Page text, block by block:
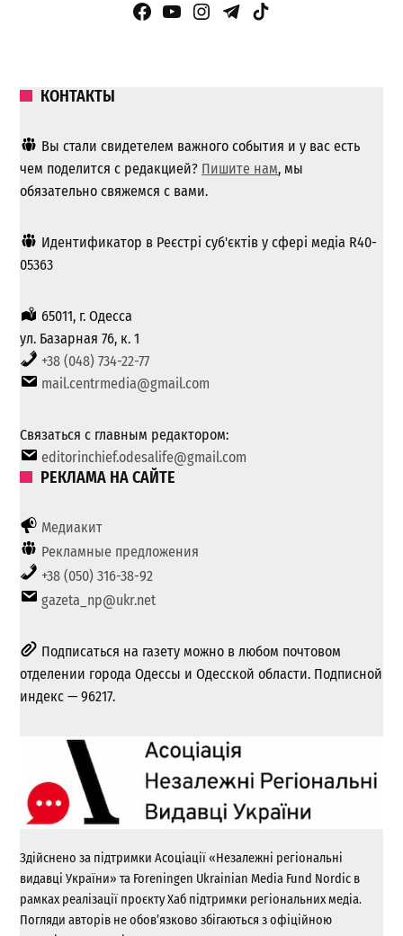
Facebook Page
YouTube
Instagram
Telegram
TikTok
КОНТАКТЫ
Вы стали свидетелем важного события и у вас есть
чем поделится с редакцией? Пишите нам, мы
обязательно свяжемся с вами.
Идентификатор в Реєстрі суб'єктів у сфері медіа R40-
05363
65011, г. Одесса
ул. Базарная 76, к. 1
+38 (048) 734-22-77
mail.centrmedia@gmail.com
Связаться с главным редактором:
editorinchief.odesalife@gmail.com
РЕКЛАМА НА САЙТЕ
Медиакит
Рекламные предложения
+38 (050) 316-38-92
gazeta_np@ukr.net
Подписаться на газету можно в любом почтовом
отделении города Одессы и Одесской области. Подписной
индекс — 96217.
Здійснено за підтримки Асоціації «Незалежні регіональні
видавці України» та Foreningen Ukrainian Media Fund Nordic в
рамках реалізації проєкту Хаб підтримки регіональних медіа.
Погляди авторів не обов’язково збігаються з офіційною